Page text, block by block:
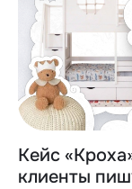
Кейс
клиенты